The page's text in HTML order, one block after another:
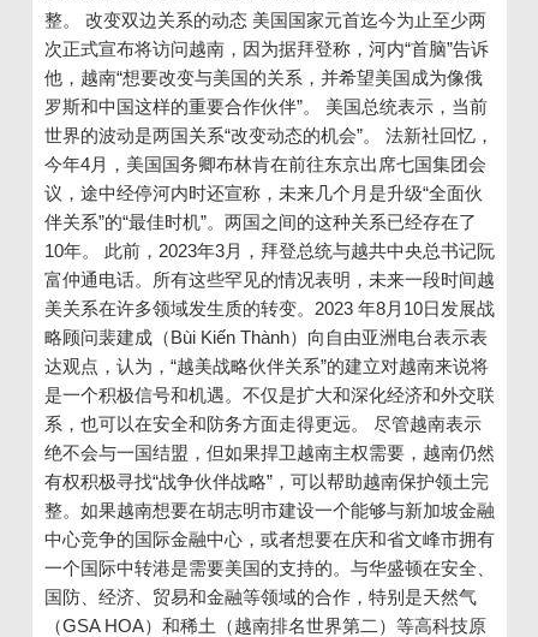
整。 改变双边关系的动态 美国国家元首迄今为止至少两
次正式宣布将访问越南，因为据拜登称，河内“首脑”告诉
他，越南“想要改变与美国的关系，并希望美国成为像俄
罗斯和中国这样的重要合作伙伴”。 美国总统表示，当前
世界的波动是两国关系“改变动态的机会”。 法新社回忆，
今年4月，美国国务卿布林肯在前往东京出席七国集团会
议，途中经停河内时还宣称，未来几个月是升级“全面伙
伴关系”的“最佳时机”。两国之间的这种关系已经存在了
10年。 此前，2023年3月，拜登总统与越共中央总书记阮
富仲通电话。所有这些罕见的情况表明，未来一段时间越
美关系在许多领域发生质的转变。2023 年8月10日发展战
略顾问裴建成（Bùi Kiến Thành）向自由亚洲电台表示表
达观点，认为，“越美战略伙伴关系”的建立对越南来说将
是一个积极信号和机遇。不仅是扩大和深化经济和外交联
系，也可以在安全和防务方面走得更远。 尽管越南表示
绝不会与一国结盟，但如果捍卫越南主权需要，越南仍然
有权积极寻找“战争伙伴战略”，可以帮助越南保护领土完
整。如果越南想要在胡志明市建设一个能够与新加坡金融
中心竞争的国际金融中心，或者想要在庆和省文峰市拥有
一个国际中转港是需要美国的支持的。与华盛顿在安全、
国防、经济、贸易和金融等领域的合作，特别是天然气
（GSA HOA）和稀土（越南排名世界第二）等高科技原